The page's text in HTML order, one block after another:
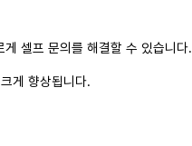
셀프 문의를 해결할 수 있습니다.
게 향상됩니다.